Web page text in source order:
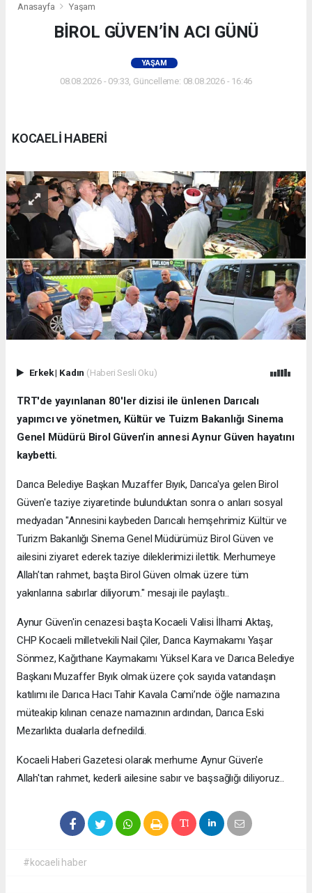
Anasayfa Yaşam
BİROL GÜVEN’İN ACI GÜNÜ
YAŞAM
08.08.2026 - 09:33, Güncelleme: 08.08.2026 - 16:46
KOCAELİ HABERİ
Erkek| Kadın (Haberi Sesli Oku)
TRT'de yayınlanan 80'ler dizisi ile ünlenen Darıcalı
yapımcı ve yönetmen, Kültür ve Tuizm Bakanlığı Sinema
Genel Müdürü Birol Güven’in annesi Aynur Güven hayatını
kaybetti.
Darıca Belediye Başkan Muzaffer Bıyık, Darıca'ya gelen Birol
Güven'e taziye ziyaretinde bulunduktan sonra o anları sosyal
medyadan "Annesini kaybeden Darıcalı hemşehrimiz Kültür ve
Turizm Bakanlığı Sinema Genel Müdürümüz Birol Güven ve
ailesini ziyaret ederek taziye dileklerimizi ilettik. Merhumeye
Allah’tan rahmet, başta Birol Güven olmak üzere tüm
yakınlarına sabırlar diliyorum." mesajı ile paylaştı..
Aynur Güven'in cenazesi başta Kocaeli Valisi İlhami Aktaş,
CHP Kocaeli milletvekili Nail Çiler, Darıca Kaymakamı Yaşar
Sönmez, Kağıthane Kaymakamı Yüksel Kara ve Darıca Belediye
Başkanı Muzaffer Bıyık olmak üzere çok sayıda vatandaşın
katılımı ile Darıca Hacı Tahir Kavala Cami’nde öğle namazına
müteakip kılınan cenaze namazının ardından, Darıca Eski
Mezarlıkta dualarla defnedildi.
Kocaeli Haberi Gazetesi olarak merhume Aynur Güven'e
Allah'tan rahmet, kederli ailesine sabır ve başsağlığı diliyoruz..
#kocaeli haber